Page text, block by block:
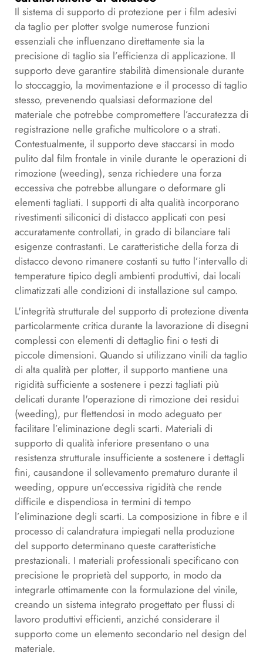
Il sistema di supporto di protezione per i film adesivi
da taglio per plotter svolge numerose funzioni
essenziali che influenzano direttamente sia la
precisione di taglio sia l’efficienza di applicazione. Il
supporto deve garantire stabilità dimensionale durante
lo stoccaggio, la movimentazione e il processo di taglio
stesso, prevenendo qualsiasi deformazione del
materiale che potrebbe compromettere l’accuratezza di
registrazione nelle grafiche multicolore o a strati.
Contestualmente, il supporto deve staccarsi in modo
pulito dal film frontale in vinile durante le operazioni di
rimozione (weeding), senza richiedere una forza
eccessiva che potrebbe allungare o deformare gli
elementi tagliati. I supporti di alta qualità incorporano
rivestimenti siliconici di distacco applicati con pesi
accuratamente controllati, in grado di bilanciare tali
esigenze contrastanti. Le caratteristiche della forza di
distacco devono rimanere costanti su tutto l’intervallo di
temperature tipico degli ambienti produttivi, dai locali
climatizzati alle condizioni di installazione sul campo.
L'integrità strutturale del supporto di protezione diventa
particolarmente critica durante la lavorazione di disegni
complessi con elementi di dettaglio fini o testi di
piccole dimensioni. Quando si utilizzano vinili da taglio
di alta qualità per plotter, il supporto mantiene una
rigidità sufficiente a sostenere i pezzi tagliati più
delicati durante l'operazione di rimozione dei residui
(weeding), pur flettendosi in modo adeguato per
facilitare l’eliminazione degli scarti. Materiali di
supporto di qualità inferiore presentano o una
resistenza strutturale insufficiente a sostenere i dettagli
fini, causandone il sollevamento prematuro durante il
weeding, oppure un’eccessiva rigidità che rende
difficile e dispendiosa in termini di tempo
l’eliminazione degli scarti. La composizione in fibre e il
processo di calandratura impiegati nella produzione
del supporto determinano queste caratteristiche
prestazionali. I materiali professionali specificano con
precisione le proprietà del supporto, in modo da
integrarle ottimamente con la formulazione del vinile,
creando un sistema integrato progettato per flussi di
lavoro produttivi efficienti, anziché considerare il
supporto come un elemento secondario nel design del
materiale.